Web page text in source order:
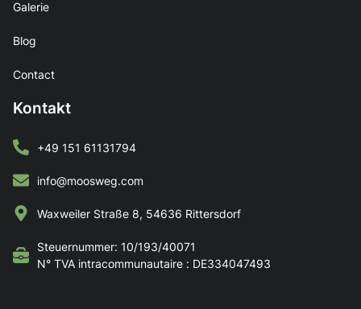
Galerie
Blog
Contact
Kontakt
+49 151 61131794
info@moosweg.com
Waxweiler Straße 8, 54636 Rittersdorf
Steuernummer: 10/193/40071
N° TVA intracommunautaire : DE334047493